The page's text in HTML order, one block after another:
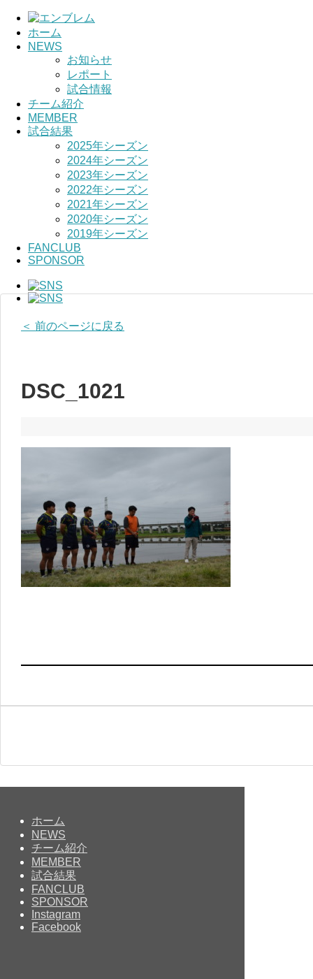
ホーム
NEWS
お知らせ
レポート
試合情報
チーム紹介
MEMBER
試合結果
2025年シーズン
2024年シーズン
2023年シーズン
2022年シーズン
2021年シーズン
2020年シーズン
2019年シーズン
FANCLUB
SPONSOR
＜ 前のページに戻る
DSC_1021
ホーム
NEWS
チーム紹介
MEMBER
試合結果
FANCLUB
SPONSOR
Instagram
Facebook